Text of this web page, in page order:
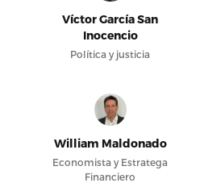
Víctor García San
Inocencio
Política y justicia
William Maldonado
Economista y Estratega
Financiero